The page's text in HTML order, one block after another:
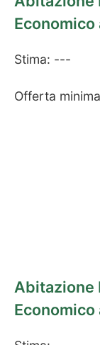
Economico
Stima: ---
Offerta
Abitazione
Economico